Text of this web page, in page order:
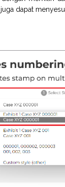
dapat